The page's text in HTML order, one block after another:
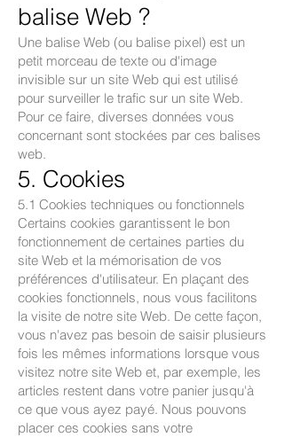
balise Web ?
Une balise Web (ou balise pixel) est un
petit morceau de texte ou d'image
invisible sur un site Web qui est utilisé
pour surveiller le trafic sur un site Web.
Pour ce faire, diverses données vous
concernant sont stockées par ces balises
web.
5. Cookies
5.1 Cookies techniques ou fonctionnels
Certains cookies garantissent le bon
fonctionnement de certaines parties du
site Web et la mémorisation de vos
préférences d'utilisateur. En plaçant des
cookies fonctionnels, nous vous facilitons
la visite de notre site Web. De cette façon,
vous n'avez pas besoin de saisir plusieurs
fois les mêmes informations lorsque vous
visitez notre site Web et, par exemple, les
articles restent dans votre panier jusqu'à
ce que vous ayez payé. Nous pouvons
placer ces cookies sans votre